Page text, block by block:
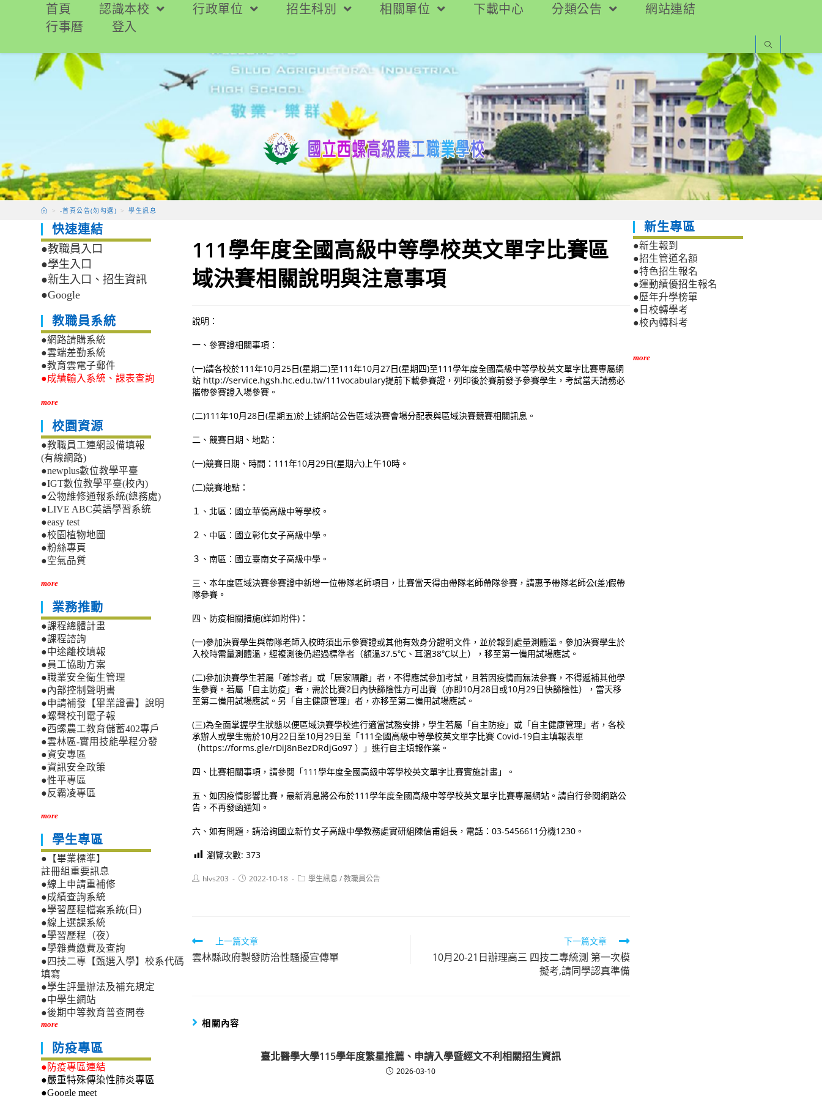
要
首頁 認識本校 行政單位 招生科別 相關單位 下載中心 分類公告
網站連結
行事曆
登入
> -首頁公告(勿勾選) > 學生訊息
111學年度全國高級中等學校英文單字比賽區
域決賽相關說明與注意事項
說明：
一、參賽證相關事項：
(一)請各校於111年10月25日(星期二)至111年10月27日(星期四)至111學年度全國高級中等學校英文單字比賽專屬網
站 http://service.hgsh.hc.edu.tw/111vocabulary提前下載參賽證，列印後於賽前發予參賽學生，考試當天請務必
攜帶參賽證入場參賽。
(二)111年10月28日(星期五)於上述網站公告區域決賽會場分配表與區域決賽競賽相關訊息。
二、競賽日期、地點：
(一)競賽日期、時間：111年10月29日(星期六)上午10時。
(二)競賽地點：
１、北區：國立華僑高級中等學校。
２、中區：國立彰化女子高級中學。
３、南區：國立臺南女子高級中學。
三、本年度區域決賽參賽證中新增一位帶隊老師項目，比賽當天得由帶隊老師帶隊參賽，請惠予帶隊老師公(差)假帶
隊參賽。
四、防疫相關措施(詳如附件)：
(一)參加決賽學生與帶隊老師入校時須出示參賽證或其他有效身分證明文件，並於報到處量測體溫。參加決賽學生於
入校時需量測體溫，經複測後仍超過標準者（額溫37.5℃、耳溫38℃以上），移至第一備用試場應試。
(二)參加決賽學生若屬「確診者」或「居家隔離」者，不得應試參加考試，且若因疫情而無法參賽，不得遞補其他學
生參賽。若屬「自主防疫」者，需於比賽2日內快篩陰性方可出賽（亦即10月28日或10月29日快篩陰性），當天移
至第二備用試場應試。另「自主健康管理」者，亦移至第二備用試場應試。
(三)為全面掌握學生狀態以便區域決賽學校進行適當試務安排，學生若屬「自主防疫」或「自主健康管理」者，各校
承辦人或學生需於10月22日至10月29日至「111全國高級中等學校英文單字比賽 Covid-19自主填報表單
（https://forms.gle/rDiJ8nBezDRdjGo97 ）」進行自主填報作業。
四、比賽相關事項，請參閱「111學年度全國高級中等學校英文單字比賽實施計畫」。
五、如因疫情影響比賽，最新消息將公布於111學年度全國高級中等學校英文單字比賽專屬網站。請自行參閱網路公
告，不再發函通知。
六、如有問題，請洽詢國立新竹女子高級中學教務處實研組陳信甫組長，電話：03-5456611分機1230。
瀏覽次數: 373
Posthlvs203
Post2022-10-18
Post學生訊息 /教職員公告
Read
more
上一篇文章
雲林縣政府製發防治性騷擾宣傳單
下一篇文章
10月20-21日辦理高三 四技二專統測 第一次模
擬考,請同學認真準備
相關內容
臺北醫學大學115學年度繁星推薦、申請入學暨經文不利相關招生資訊
2026-03-10
快速連結
●教職員入口
●學生入口
●新生入口、招生資訊
●Google
教職員系統
●網路請購系統
●雲端差勤系統
●教育雲電子郵件
●成績輸入系統、課表查詢
more
校園資源
●教職員工連網設備填報
(有線網路)
●newplus數位教學平臺
●IGT數位教學平臺(校內)
●公物維修通報系統(總務處)
●LIVE ABC英語學習系統
●easy test
●校園植物地圖
●粉絲專頁
●空氣品質
more
業務推動
●課程總體計畫
●課程諮詢
●中途離校填報
●員工協助方案
●職業安全衛生管理
●內部控制聲明書
●申請補發【畢業證書】說明
●螺聲校刊電子報
●西螺農工教育儲蓄402專戶
●雲林區-實用技能學程分發
●資安專區
●資訊安全政策
●性平專區
●反霸凌專區
more
學生專區
●【畢業標準】
註冊組重要訊息
●線上申請重補修
●成績查詢系統
●學習歷程檔案系統(日)
●線上選課系統
●學習歷程（夜）
●學雜費繳費及查詢
●四技二專【甄選入學】校系代碼
填寫
●學生評量辦法及補充規定
●中學生網站
●後期中等教育普查問卷
more
防疫專區
●防疫專區連結
●嚴重特殊傳染性肺炎專區
●Google meet
新生專區
●新生報到
●招生管道名額
●特色招生報名
●運動績優招生報名
●歷年升學榜單
●日校轉學考
●校內轉科考
more